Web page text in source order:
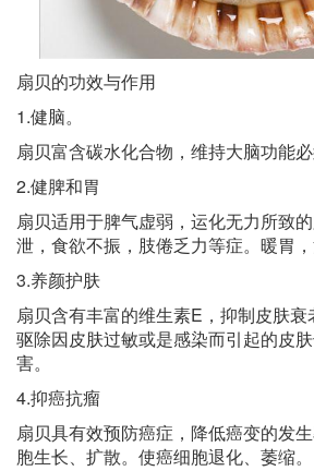
扇贝的功效与作用
1.健脑。
扇贝富含碳水化合物，维持大脑功能必
2.健脾和胃
扇贝适用于脾气虚弱，运化无力所致
泄，食欲不振，肢倦乏力等症。暖胃，
3.养颜护肤
扇贝含有丰富的维生素E，抑制皮肤衰
驱除因皮肤过敏或是感染而引起的皮
害。
4.抑癌抗瘤
扇贝具有效预防癌症，降低癌变的发
胞生长、扩散。使癌细胞退化、萎缩。